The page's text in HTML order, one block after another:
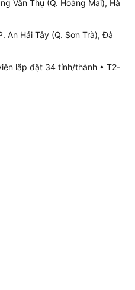
lượng của
/
Văn Thụ (Q. Hoàng Mai), Hà
An Hải Tây (Q. Sơn Trà), Đà
lắp đặt 34 tỉnh/thành • T2-